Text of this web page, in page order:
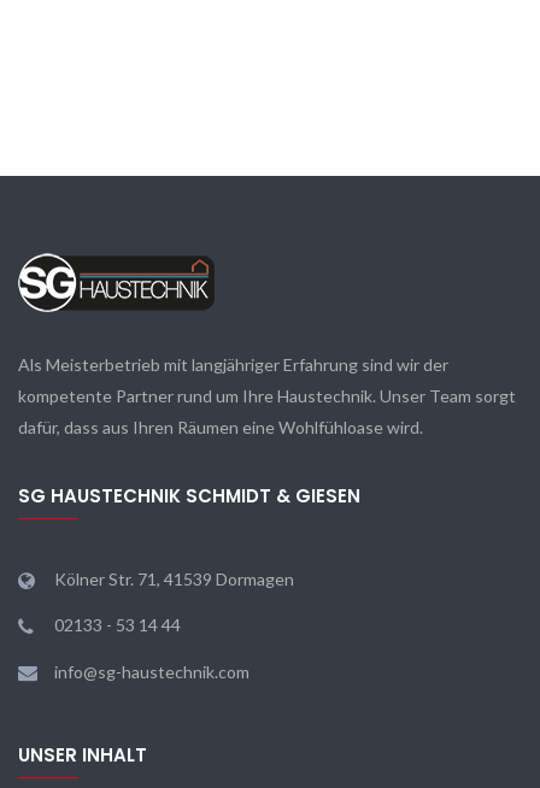
Als Meisterbetrieb mit langjähriger Erfahrung sind wir der
kompetente Partner rund um Ihre Haustechnik. Unser Team sorgt
dafür, dass aus Ihren Räumen eine Wohlfühloase wird.
SG HAUSTECHNIK SCHMIDT & GIESEN
Kölner Str. 71, 41539 Dormagen
02133 - 53 14 44
info@sg-haustechnik.com
UNSER INHALT